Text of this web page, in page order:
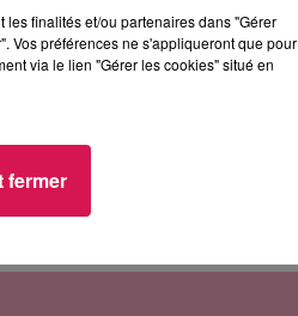
est
une
confiseurs.
les finalités et/ou partenaires dans "Gérer
Vos préférences ne s'appliqueront que pour
via le lien "Gérer les cookies" situé en
fermer